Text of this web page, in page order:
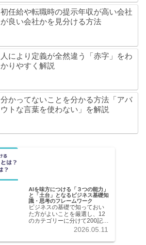
初任給や転職時の提示年収が高い会社
が良い会社かを見分ける方法
人により定義が全然違う「赤字」をわ
かりやすく解説
分かってないことを分かる方法「アバ
ウトな言葉を使わない」を解説
AIを味方につける「３つの能力」
と「土台」となるビジネス基礎知
識・思考のフレームワーク
ビジネスの基礎で知っておい
た方がよいことを厳選し、12
のカテゴリーに分けて200記事
以上を掲載しています。各記
事共分かりやすく解説してい
ます。
2026.05.11